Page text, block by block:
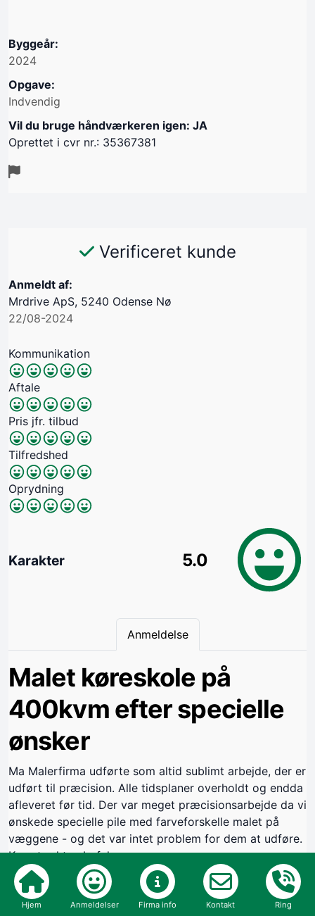
Byggeår:
2024
Opgave:
Indvendig
Vil du bruge håndværkeren igen: JA
Oprettet i cvr nr.: 35367381
Verificeret kunde
Anmeldt af:
Mrdrive ApS, 5240 Odense Nø
22/08-2024
Kommunikation
Aftale
Pris jfr. tilbud
Tilfredshed
Oprydning
Karakter 5.0
Anmeldelse
Malet køreskole på
400kvm efter specielle
ønsker
Ma Malerfirma udførte som altid sublimt arbejde, der er
udført til præcision. Alle tidsplaner overholdt og endda
afleveret før tid. Der var meget præcisionsarbejde da vi
ønskede specielle pile med farveforskelle malet på
væggene - og det var intet problem for dem at udføre.
Kan stærkt anbefales
Håndværkerens egne billeder
Hjem Anmeldelser Firma info Kontakt Ring